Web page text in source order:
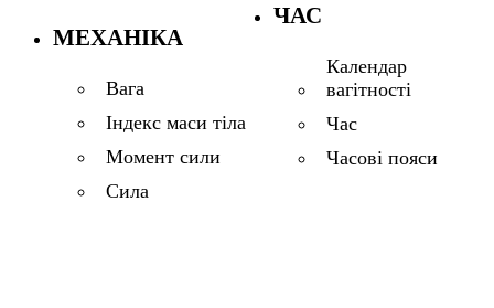
МЕХАНІКА
Вага
Індекс маси тіла
Момент сили
Сила
ЧАС
Календар
вагітності
Час
Часові пояси